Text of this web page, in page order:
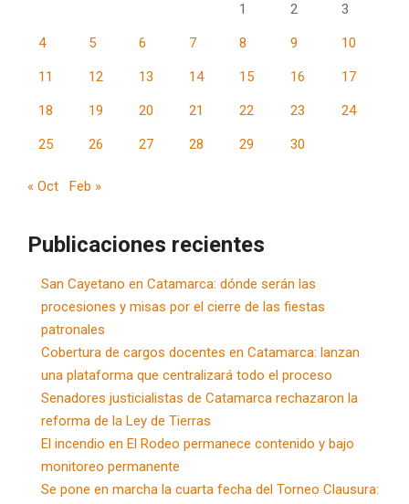
1 2 3
4 5 6 7 8 9 10
11 12 13 14 15 16 17
18 19 20 21 22 23 24
25 26 27 28 29 30
« Oct Feb »
Publicaciones recientes
San Cayetano en Catamarca: dónde serán las
procesiones y misas por el cierre de las fiestas
patronales
Cobertura de cargos docentes en Catamarca: lanzan
una plataforma que centralizará todo el proceso
Senadores justicialistas de Catamarca rechazaron la
reforma de la Ley de Tierras
El incendio en El Rodeo permanece contenido y bajo
monitoreo permanente
Se pone en marcha la cuarta fecha del Torneo Clausura: